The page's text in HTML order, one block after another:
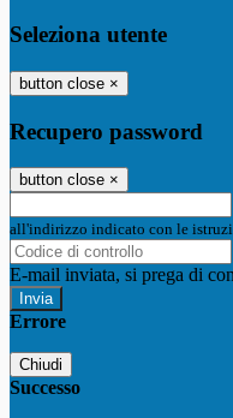
Seleziona utente
button close ×
Recupero password
button close ×
all'indirizzo indicato con le
E-mail inviata, si prega di
Errore
Chiudi
Successo